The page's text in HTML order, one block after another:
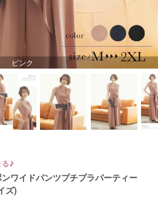
ピンク
る♪
ワイドパンツプチプラパーティー
ズ)